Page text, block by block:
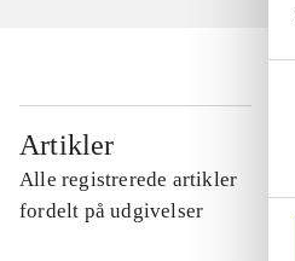
Artikler
Alle registrerede artikler
fordelt på udgivelser